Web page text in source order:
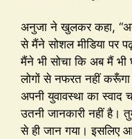
अनुजा ने खुलकर कहा, “अब
से मैंने सोशल मीडिया पर
मैंने भी सोचा कि अब मैं भी
लोगों से नफरत नहीं
अपनी युवावस्था का
उतनी जानकारी नहीं है।
से ही जान गया। इसलिए